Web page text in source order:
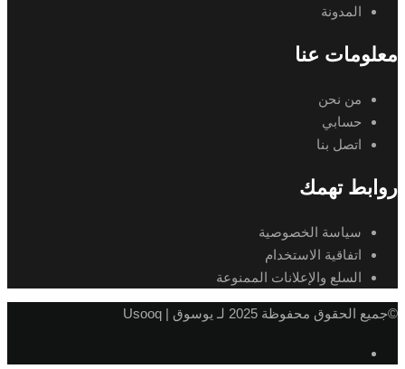
المدونة
معلومات عنا
من نحن
حسابي
اتصل بنا
روابط تهمك
سياسة الخصوصية
اتفاقية الاستخدام
السلع والإعلانات الممنوعة
©جميع الحقوق محفوظة 2025 لـ يوسوق | Usooq